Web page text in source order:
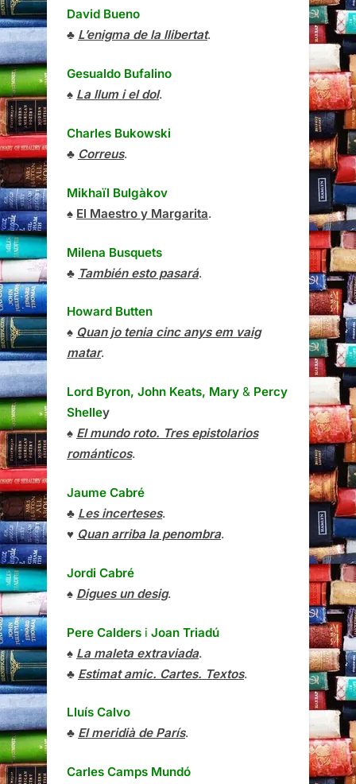
David Bueno
♣ L’enigma de la llibertat.
Gesualdo Bufalino
♠ La llum i el dol.
Charles Bukowski
♣ Correus.
Mikhaïl Bulgàkov
♠ El Maestro y Margarita.
Milena Busquets
♣ También esto pasará.
Howard Butten
♠ Quan jo tenia cinc anys em vaig
matar.
Lord Byron, John Keats, Mary & Percy
Shelley
♠ El mundo roto. Tres epistolarios
románticos.
Jaume Cabré
♣ Les incerteses.
♥ Quan arriba la penombra.
Jordi Cabré
♠ Digues un desig.
Pere Calders i Joan Triadú
♠ La maleta extraviada.
♣ Estimat amic. Cartes. Textos.
Lluís Calvo
♣ El meridià de París.
Carles Camps Mundó